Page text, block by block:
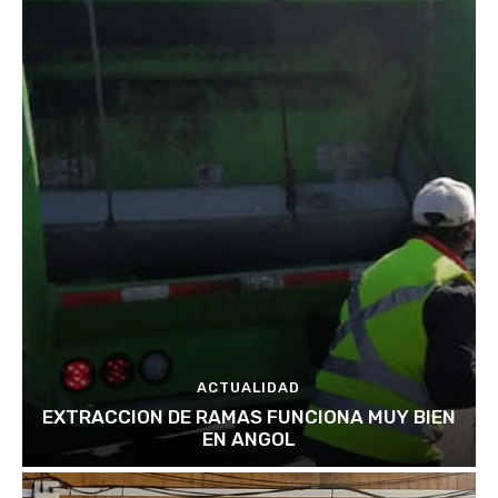
ACTUALIDAD
EXTRACCION DE RAMAS FUNCIONA MUY BIEN
EN ANGOL